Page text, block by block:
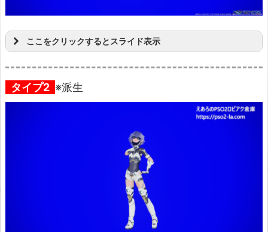
ここをクリックするとスライド表示
タイプ2 ※派生